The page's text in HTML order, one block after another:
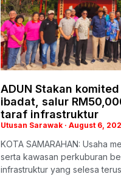
ADUN Stakan
ibadat, salur
taraf infrastruktur
Utusan Sarawak August 6,
KOTA SAMARAHAN: Usaha
serta kawasan perkuburan
infrastruktur yang selesa